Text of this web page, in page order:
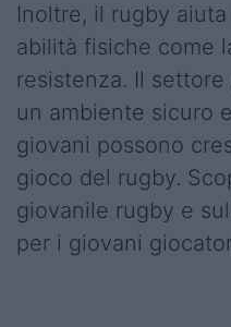
Inoltre, il rugby
abilità fisiche come
resistenza. Il
un ambiente sicuro
giovani possono
gioco del rugby.
giovanile rugby e
per i giovani